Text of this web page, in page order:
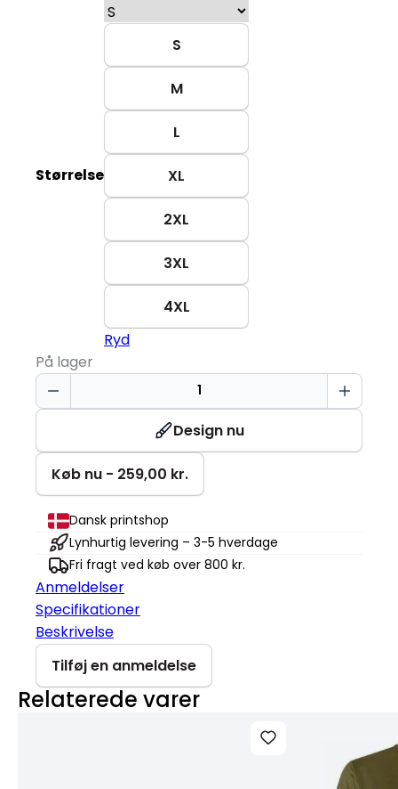
Størrelse
S
M
L
XL
2XL
3XL
4XL
Ryd
På lager
Sweatshirt
|
antal
Design nu
Køb nu - 259,00 kr.
Dansk printshop
Lynhurtig levering – 3-5 hverdage
Fri fragt ved køb over 800 kr.
Anmeldelser
Specifikationer
Beskrivelse
Tilføj en anmeldelse
Relaterede varer